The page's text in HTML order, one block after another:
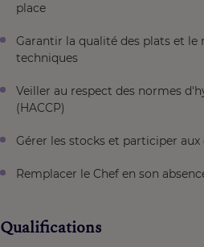
place
Garantir la qualité des plats et le
techniques
Veiller au respect des normes
(HACCP)
Gérer les stocks et participer
Remplacer le Chef en son
Qualifications